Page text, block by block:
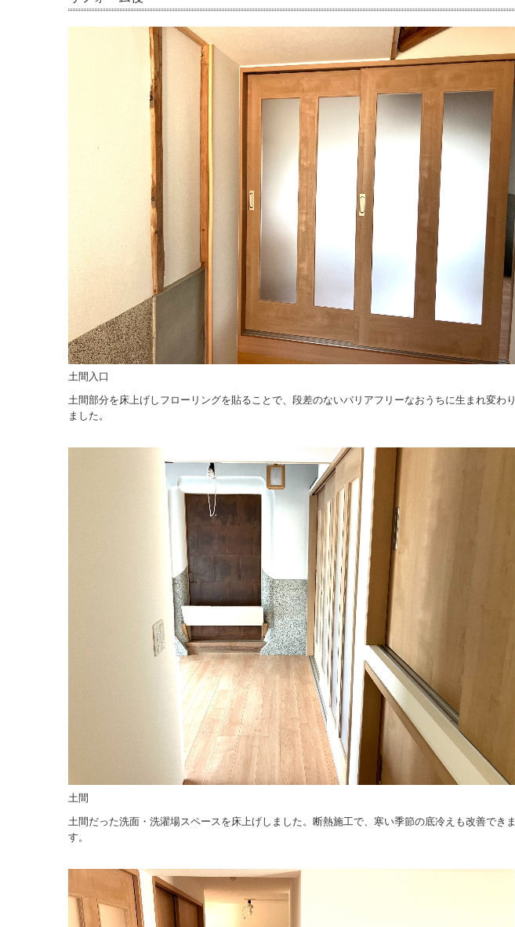
土間入口
土間部分を床上げしフローリングを貼ることで、段差のないバリアフリーなおうちに生まれ変わり
ました。
土間
土間だった洗面・洗濯場スペースを床上げしました。断熱施工で、寒い季節の底冷えも改善できま
す。